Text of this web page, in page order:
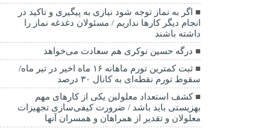
اگر به نماز توجه شود نیازی به پیگیری و تاکید در
انجام دیگر کارها نداریم / مسئولان دغدغه نماز را
داشته باشند
درگه حسین نوکری هم سعادت می‌خواهد
ثبت کمترین تورم ماهانه ۱۶ ماه اخیر در تیر ماه/
سقوط تورم نقطه‌ای به کانال ۳۰ درصد
کشف استعداد معلولین یکی از کارهای مهم
بهزیستی باید باشد / ضرورت کیفی‌سازی تجهیزات
معلولان و تقدیر از همراهان و همسران آنها